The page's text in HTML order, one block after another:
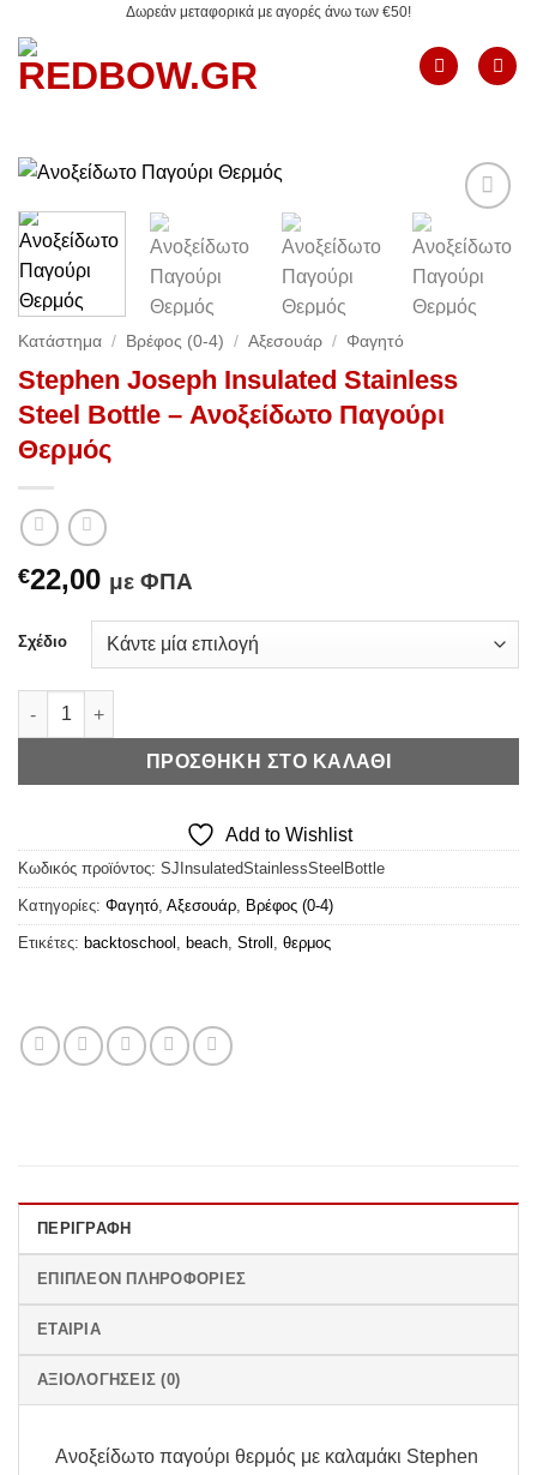
στο
περιεχόμενο
Δωρεάν μεταφορικά με αγορές άνω των €50!
Wishlist
Κατάστημα / Βρέφος (0-4) / Αξεσουάρ / Φαγητό
Stephen Joseph Insulated Stainless
Steel Bottle – Ανοξείδωτο Παγούρι
Θερμός
€22,00 με ΦΠΑ
Σχέδιο
Stephen Joseph Insulated Stainless Steel Bottle - Ανοξείδωτο
ΠΡΟΣΘΉΚΗ ΣΤΟ ΚΑΛΆΘΙ
Add to Wishlist
Κωδικός προϊόντος: SJInsulatedStainlessSteelBottle
Κατηγορίες: Φαγητό, Αξεσουάρ, Βρέφος (0-4)
Ετικέτες: backtoschool , beach, Stroll , θερμος
ΠΕΡΙΓΡΑΦΉ
ΕΠΙΠΛΈΟΝ ΠΛΗΡΟΦΟΡΊΕΣ
ΕΤΑΙΡΊΑ
ΑΞΙΟΛΟΓΉΣΕΙΣ (0)
Ανοξείδωτο παγούρι θερμός με καλαμάκι Stephen